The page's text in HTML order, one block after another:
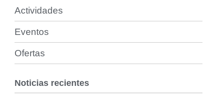
Actividades
Eventos
Ofertas
Noticias recientes